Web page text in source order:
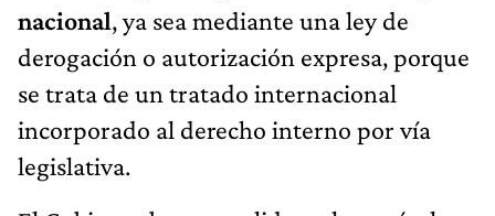
nacional, ya sea mediante una ley de
derogación o autorización expresa, porque
se trata de un tratado internacional
incorporado al derecho interno por vía
legislativa.